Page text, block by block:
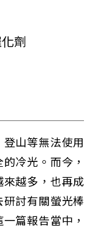
劑
山等無法使用
冷光。而今，
越多，也再成
討有關螢光棒
篇報告當中，